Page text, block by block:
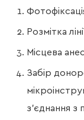
Розмітка
Місцева
Забір
з’єднання з